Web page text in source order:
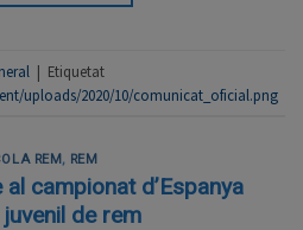
| Etiquetat
uploads/2020/10/comunicat_oficial.png
REM , REM
campionat d’Espanya
de rem